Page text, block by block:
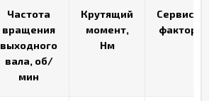
Частота
вращения
выходного
вала, об/
мин
Крутящий
момент,
Нм
Сервис-
фактор
Частота
вращения
выходного
вала, об/
мин
Крутящий
момент,
Нм
Сервис-
фактор